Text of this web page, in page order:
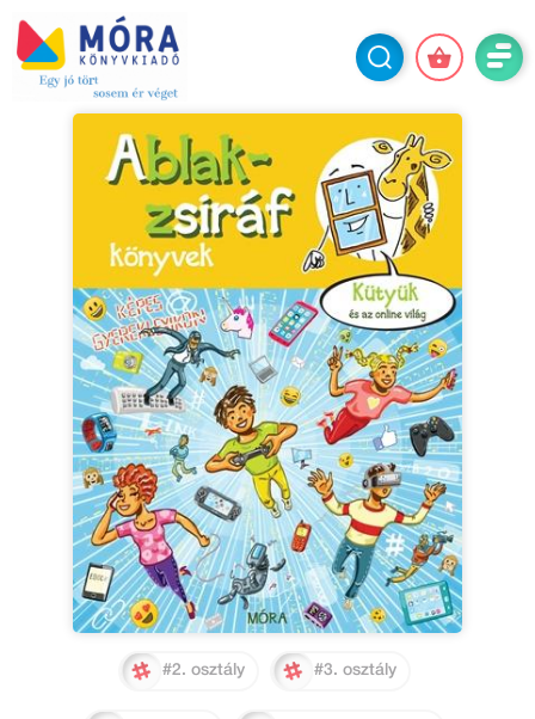
#2. osztály #3. osztály